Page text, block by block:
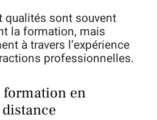
qualités sont souvent
la formation, mais
à travers l’expérience
professionnelles.
en